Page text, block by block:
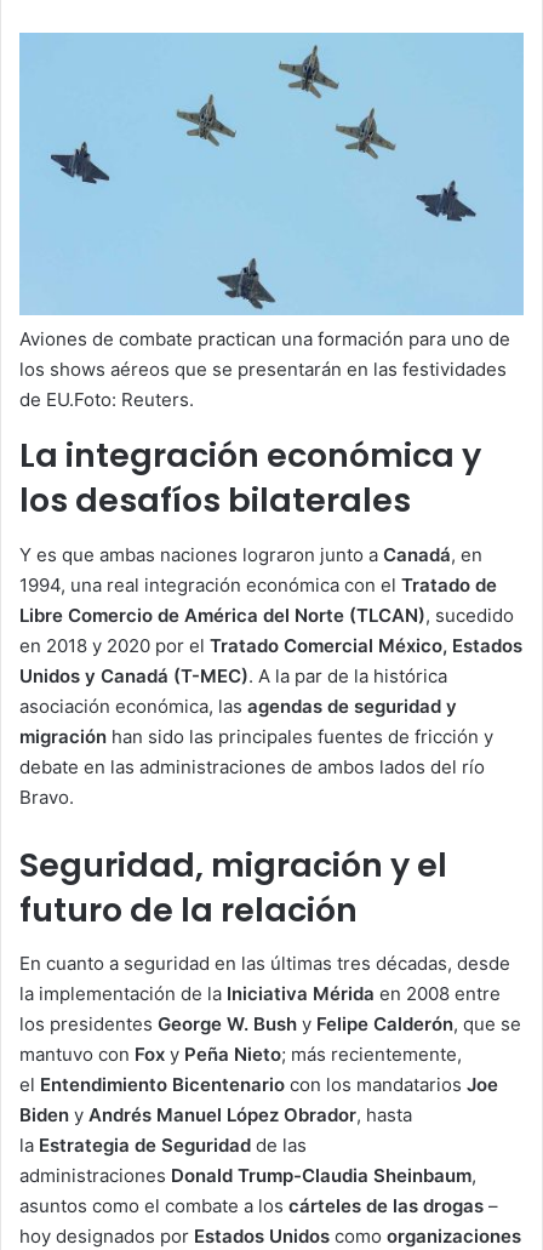
Aviones de combate practican una formación para uno de
los shows aéreos que se presentarán en las festividades
de EU.Foto: Reuters.
La integración económica y
los desafíos bilaterales
Y es que ambas naciones lograron junto a Canadá, en
1994, una real integración económica con el Tratado de
Libre Comercio de América del Norte (TLCAN), sucedido
en 2018 y 2020 por el Tratado Comercial México, Estados
Unidos y Canadá (T-MEC). A la par de la histórica
asociación económica, las agendas de seguridad y
migración han sido las principales fuentes de fricción y
debate en las administraciones de ambos lados del río
Bravo.
Seguridad, migración y el
futuro de la relación
En cuanto a seguridad en las últimas tres décadas, desde
la implementación de la Iniciativa Mérida en 2008 entre
los presidentes George W. Bush y Felipe Calderón, que se
mantuvo con Fox y Peña Nieto; más recientemente,
el Entendimiento Bicentenario con los mandatarios Joe
Biden y Andrés Manuel López Obrador, hasta
la Estrategia de Seguridad de las
administraciones Donald Trump-Claudia Sheinbaum,
asuntos como el combate a los cárteles de las drogas –
hoy designados por Estados Unidos como organizaciones